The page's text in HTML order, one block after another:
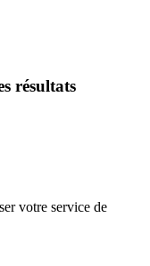
résultats
votre service de